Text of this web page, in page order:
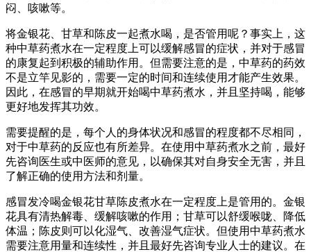
闷、咳嗽等。
将金银花、甘草和陈皮一起煮水喝，是否管用呢？事实上，这
种中草药煮水在一定程度上可以缓解感冒的症状，并对于感冒
的康复起到积极的辅助作用。但需要注意的是，中草药的药效
不是立竿见影的，需要一定的时间和连续使用才能产生效果。
因此，在感冒的早期就开始喝中草药煮水，并且坚持喝，能够
更好地发挥其功效。
需要提醒的是，每个人的身体状况和感冒的程度都不尽相同，
对于中草药的反应也有所差异。在使用中草药煮水之前，最好
先咨询医生或中医师的意见，以确保其对自身安全无害，并且
了解正确的使用方法和剂量。
感冒发冷喝金银花甘草陈皮煮水在一定程度上是管用的。金银
花具有清热解毒、缓解咳嗽的作用；甘草可以舒缓喉咙、降低
体温；陈皮则可以化湿气、改善湿气症状。但使用中草药煮水
需要注意用量和连续性，并且最好先咨询专业人士的建议。在